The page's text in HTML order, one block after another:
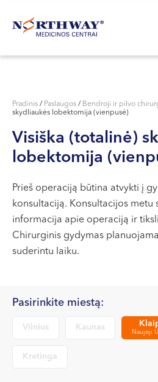
Darbo laikas
I-V 07:30 - 20:30
VI 09:00 - 15:00
Kaunas
Miško g. 25A
Darbo laikas:
I-V 08:00 - 20:00
Dragūnų g. 2
I-V 08:00 - 20:00
VI, VII --
Paieška
E-Registracija
Pradinis / Paslaugos / Bendroji ir pilvo
skydliaukės lobektomija (vienpusė)
Visiška (totalinė)
lobektomija
Prieš operaciją būtina atvykti į
konsultaciją. Konsultacijos metu
informacija apie operaciją ir
Chirurginis gydymas
suderintu laiku.
Pasirinkite miestą:
Vilnius Kaunas
Naujoji
Kretinga